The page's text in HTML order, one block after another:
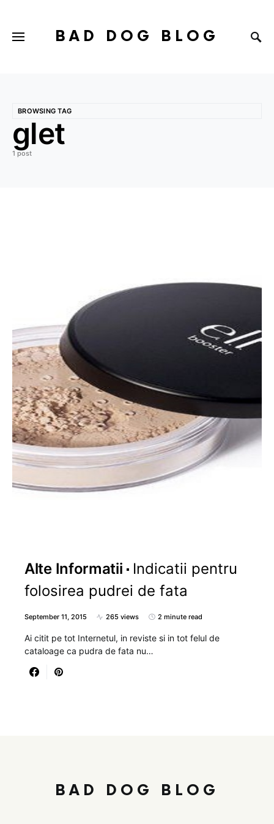
BAD DOG BLOG
BROWSING TAG
glet
1 post
Alte Informatii
Indicatii pentru
folosirea pudrei de fata
September 11, 2015 265 views 2 minute read
Ai citit pe tot Internetul, in reviste si in tot felul de
cataloage ca pudra de fata nu…
BAD DOG BLOG